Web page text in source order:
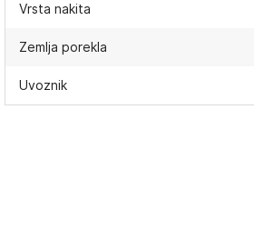
Vrsta nakita
Zemlja porekla
Uvoznik